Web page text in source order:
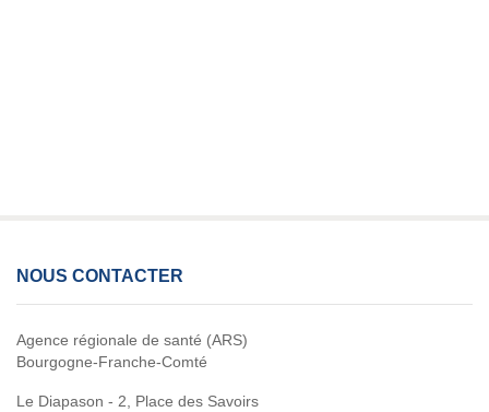
NOUS CONTACTER
Agence régionale de santé (ARS)
Bourgogne-Franche-Comté
Le Diapason - 2, Place des Savoirs